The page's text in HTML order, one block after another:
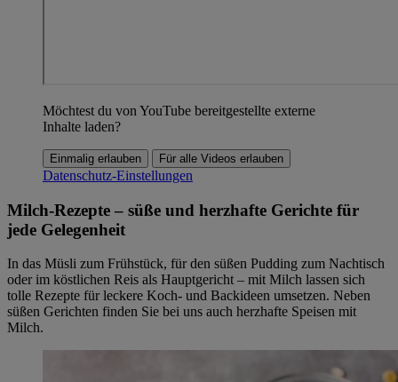
Möchtest du von YouTube bereitgestellte externe
Inhalte laden?
Einmalig erlauben Für alle Videos erlauben
Datenschutz-Einstellungen
Milch-Rezepte – süße und herzhafte Gerichte für
jede Gelegenheit
In das Müsli zum Frühstück, für den süßen Pudding zum Nachtisch
oder im köstlichen Reis als Hauptgericht – mit Milch lassen sich
tolle Rezepte für leckere Koch- und Backideen umsetzen. Neben
süßen Gerichten finden Sie bei uns auch herzhafte Speisen mit
Milch.